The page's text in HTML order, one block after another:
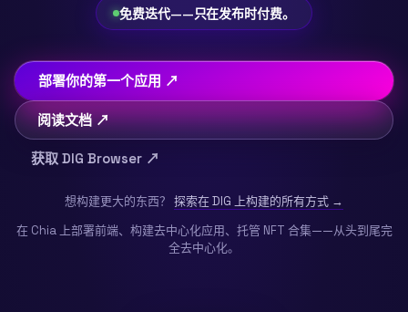
免费迭代——只在发布时付费。
部署你的第一个应用 ↗
阅读文档 ↗
获取 DIG Browser ↗
想构建更大的东西？ 探索在 DIG 上构建的所有方式 →
在 Chia 上部署前端、构建去中心化应用、托管 NFT 合集——从头到尾完
全去中心化。